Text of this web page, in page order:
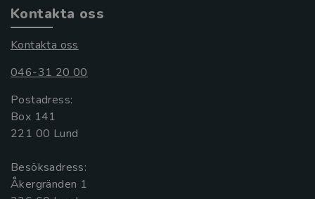
Kontakta oss
Kontakta oss
046-31 20 00
Postadress:
Box 141
221 00 Lund
Besöksadress:
Åkergränden 1